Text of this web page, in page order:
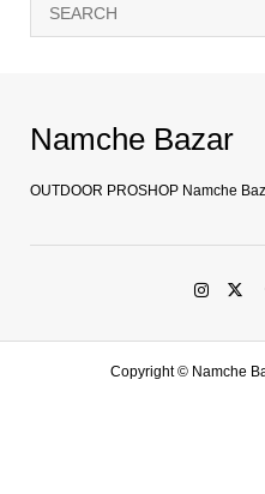
Namche Bazar
OUTDOOR PROSHOP Namche
Copyright © Namche